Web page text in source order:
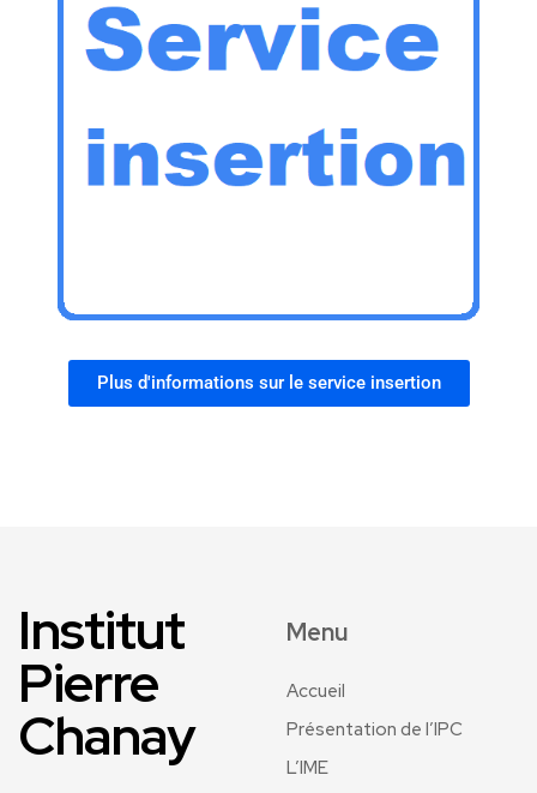
Plus d'informations sur le service insertion
Institut
Pierre
Chanay
Menu
Accueil
Présentation de l’IPC
L’IME